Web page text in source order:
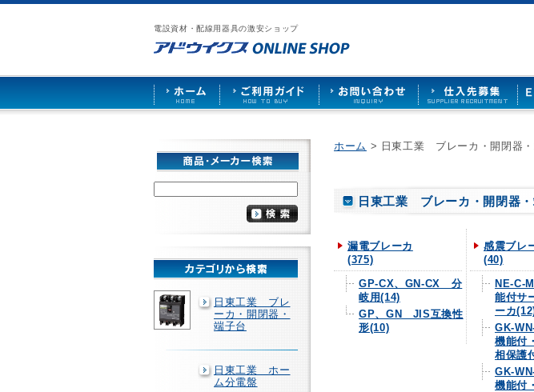
電設資材・配線用器具の激安ショップ
漏
カ
照
ア
ス
ご
ド
お
せ
仕
日東工業 ブレ
ーカ・開閉器・
端子台
日東工業 ホー
ム分電盤
ホーム > 日東工業 ブレーカ・開閉器・
日東工業 ブレーカ・開閉器・
漏電ブレーカ
(375)
GP-CX、GN-CX 分
岐用(14)
GP、GN JIS互換性
形(10)
感震ブレ
(40)
NE-C-
能付サ
ーカ
GK-
機能付
相保護
GK-
機能付